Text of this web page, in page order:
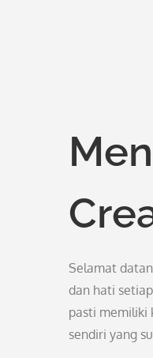
Selamat
dan hati
pasti memiliki
sendiri yang